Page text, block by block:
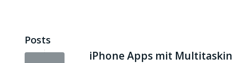
Posts
iPhone Apps mit